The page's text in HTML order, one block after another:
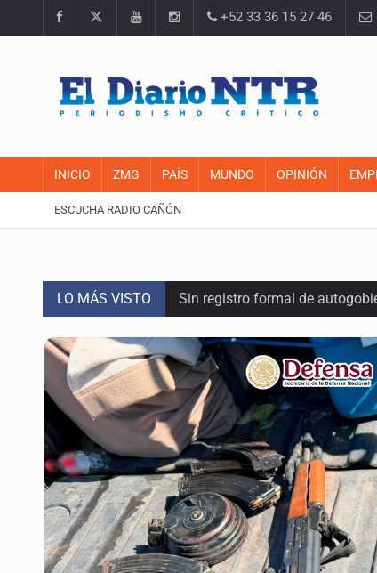
+52 33 36 15 27 46
INICIO ZMG PAÍS MUNDO OPINIÓN
ESCUCHA RADIO CAÑÓN
LO MÁS VISTO Sin registro formal de
Citarían a Medrano si persiste
Asesinan a tres luego de dos
Mujer resulta lesionada tras
Vinculan a pareja que
Mueren cuatro personas por
Ken Salazar afirma que no
Sheinbaum se reúnen